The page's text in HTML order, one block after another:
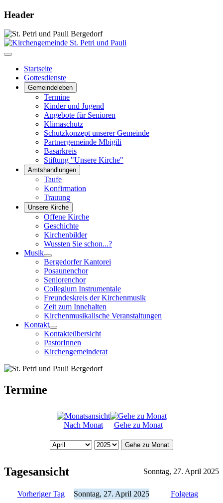
Header
Startseite
Gottesdienste
Gemeindeleben
Termine
Kinder und Jugend
Angebote für Senioren
Klimaschutz
Schutzkonzept unserer Gemeinde
Partnergemeinde Mbigili
Basarkreis
Stiftung "Unsere Kirche"
Amtshandlungen
Taufe
Konfirmation
Trauung
Unsere Kirche
Offene Kirche
Geschichte
Kirchenbilder
Wussten Sie schon...?
Musik
Bergedorfer Kantorei
Posaunenchor
Seniorenchor
Collegium Instrumentale
Freundeskreis der Kirchenmusik
Zeit zum Innehalten
Kirchenmusikalische Veranstaltungen
Kontakt
Kontakteübersicht
PastorInnen
Kirchengemeinderat
Termine
Nach Monat Gehe zu Monat
Gehe zu Monat
Tagesansicht Sonntag, 27. April 2025
Vorheriger Tag Sonntag, 27. April 2025 Folgetag